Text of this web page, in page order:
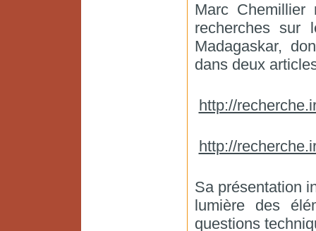
Marc
recherches sur
Madagaskar,
dans deux
http://
http://
Sa présentation
lumière des
questions